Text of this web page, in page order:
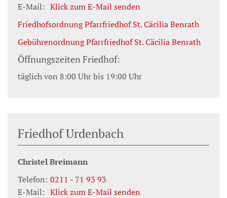
E-Mail: Klick zum E-Mail senden
Friedhofsordnung Pfarrfriedhof St. Cäcilia Benrath
Gebührenordnung Pfarrfriedhof St. Cäcilia Benrath
Öffnungszeiten Friedhof:
täglich von 8:00 Uhr bis 19:00 Uhr
Friedhof Urdenbach
ChristelBreimann
Telefon: 0211 - 71 93 93
E-Mail: Klick zum E-Mail senden